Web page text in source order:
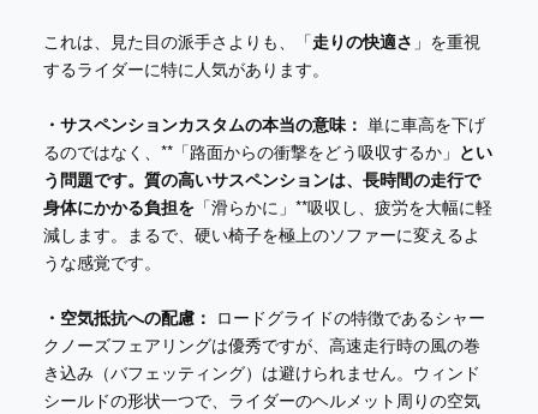
これは、見た目の派手さよりも、「走りの快適さ 」を重視
するライダーに特に人気があります。
・サスペンションカスタムの本当の意味： 単に車高を下げ
るのではなく、**「路面からの衝撃をどう吸収するか」 とい
う問題です。質の高いサスペンションは、長時間の走行で
身体にかかる負担を 「滑らかに」**吸収し、疲労を大幅に軽
減します。まるで、硬い椅子を極上のソファーに変えるよ
うな感覚です。
・空気抵抗への配慮： ロードグライドの特徴であるシャー
クノーズフェアリングは優秀ですが、高速走行時の風の巻
き込み（バフェッティング）は避けられません。ウィンド
シールドの形状一つで、ライダーのヘルメット周りの空気